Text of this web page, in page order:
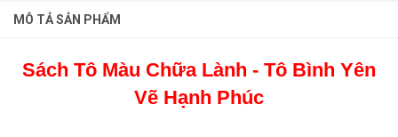
MÔ TẢ SẢN PHẨM
Sách Tô Màu Chữa Lành - Tô Bình Yên
Vẽ Hạnh Phúc